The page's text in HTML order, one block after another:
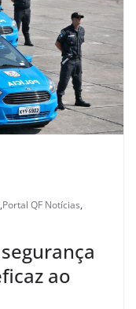
,Portal QF Notícias,
ao